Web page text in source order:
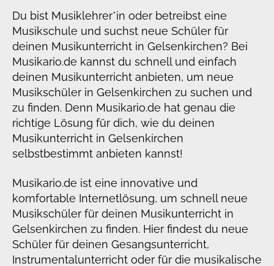
Du bist Musiklehrer*in oder betreibst eine
Musikschule und suchst neue Schüler für
deinen Musikunterricht in Gelsenkirchen? Bei
Musikario.de kannst du schnell und einfach
deinen Musikunterricht anbieten, um neue
Musikschüler in Gelsenkirchen zu suchen und
zu finden. Denn Musikario.de hat genau die
richtige Lösung für dich, wie du deinen
Musikunterricht in Gelsenkirchen
selbstbestimmt anbieten kannst!
Musikario.de ist eine innovative und
komfortable Internetlösung, um schnell neue
Musikschüler für deinen Musikunterricht in
Gelsenkirchen zu finden. Hier findest du neue
Schüler für deinen Gesangsunterricht,
Instrumentalunterricht oder für die musikalische